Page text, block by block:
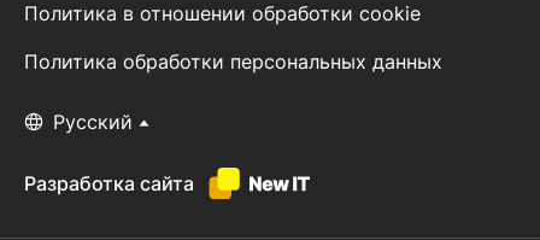
Политика в отношении обработки cookie
Политика обработки персональных данных
Руccкий
Разработка сайта